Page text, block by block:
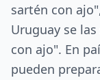
sartén con
Uruguay se
con ajo". En
pueden